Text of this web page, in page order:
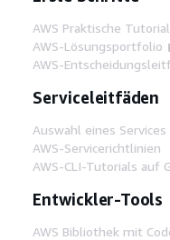
AWS Praktische
AWS-Lösungsportfolio
AWS-
Serviceleitfäden
Auswahl eines
AWS-Servicerichtlinien
AWS-CLI-Tutorials auf
Entwickler-Tools
AWS Bibliothek mit